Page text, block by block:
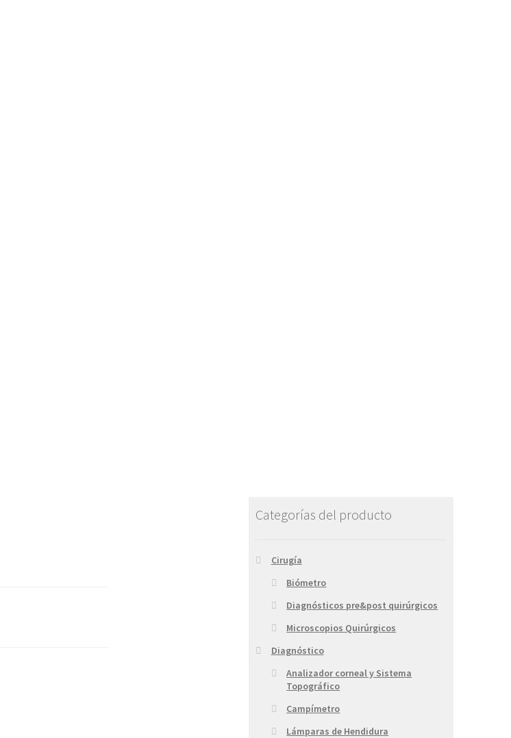
Categorías del producto
Cirugía
Biómetro
Diagnósticos pre&post quirúrgicos
Microscopios Quirúrgicos
Diagnóstico
Analizador corneal y Sistema
Topográfico
Campímetro
Lámparas de Hendidura